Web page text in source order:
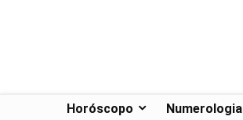
Horóscopo Numerologia